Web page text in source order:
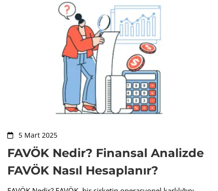
5 Mart 2025
FAVÖK Nedir? Finansal Analizde
FAVÖK Nasıl Hesaplanır?